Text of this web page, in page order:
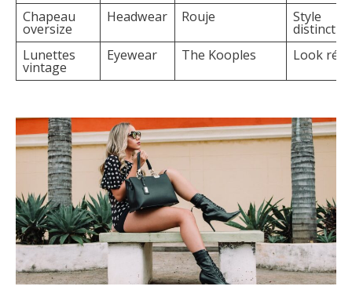
Chapeau
oversize
Headwear Rouje Style
distinctif
Lunettes
vintage
Eyewear The Kooples Look